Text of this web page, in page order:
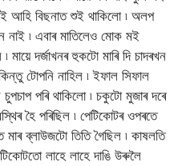
আহি বিছনাত শুই থাকিলো ৷ অলপ
৷ এবাৰ মাতিলেও মোক মই
দর্জাখনৰ হুকটো মাৰি দি চাদৰখন
টোপনি নাহিল ৷ ইফাল সিফাল
পৰি থাকিলো ৷ চকুটো মুজাৰ দৰে
হৈ পৰিছিল ৷ পেটিকোটৰ ওপৰতে
মাৰ ব্লাউজটো তিতি গৈছিল ৷ কাষলতি
লাহে লাহে দাঙি উৰুলৈ